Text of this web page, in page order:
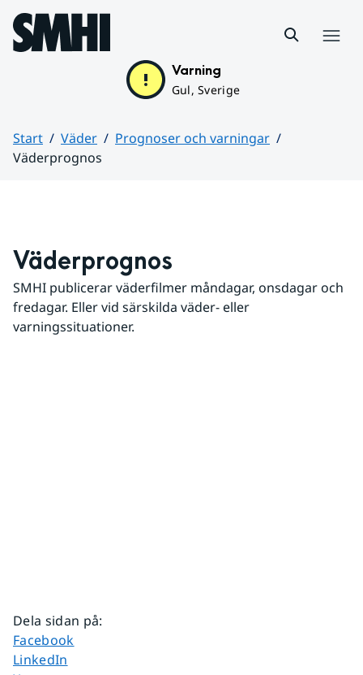
Hoppa till sidans innehåll
Varning
Gul, Sverige
Start Väder
Prognoser och varningar
Väderprognos
Väderprognos
SMHI publicerar väderfilmer måndagar, onsdagar och
fredagar. Eller vid särskilda väder- eller
varningssituationer.
Dela sidan på:
Dela sidan på
Facebook
Dela sidan på
LinkedIn